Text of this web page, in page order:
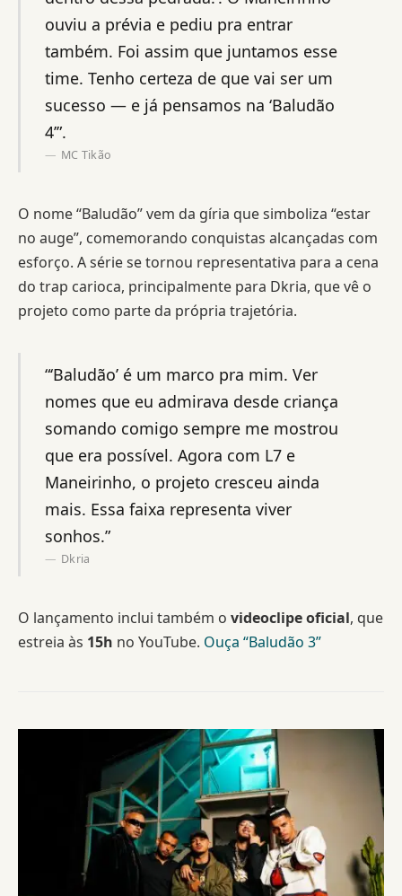
ouviu a prévia e pediu pra entrar
também. Foi assim que juntamos esse
time. Tenho certeza de que vai ser um
sucesso — e já pensamos na ‘Baludão
4’”.
MC Tikão
O nome “Baludão” vem da gíria que simboliza “estar
no auge”, comemorando conquistas alcançadas com
esforço. A série se tornou representativa para a cena
do trap carioca, principalmente para Dkria, que vê o
projeto como parte da própria trajetória.
“‘Baludão’ é um marco pra mim. Ver
nomes que eu admirava desde criança
somando comigo sempre me mostrou
que era possível. Agora com L7 e
Maneirinho, o projeto cresceu ainda
mais. Essa faixa representa viver
sonhos.”
Dkria
O lançamento inclui também o videoclipe oficial, que
estreia às 15h no YouTube. Ouça “Baludão 3”